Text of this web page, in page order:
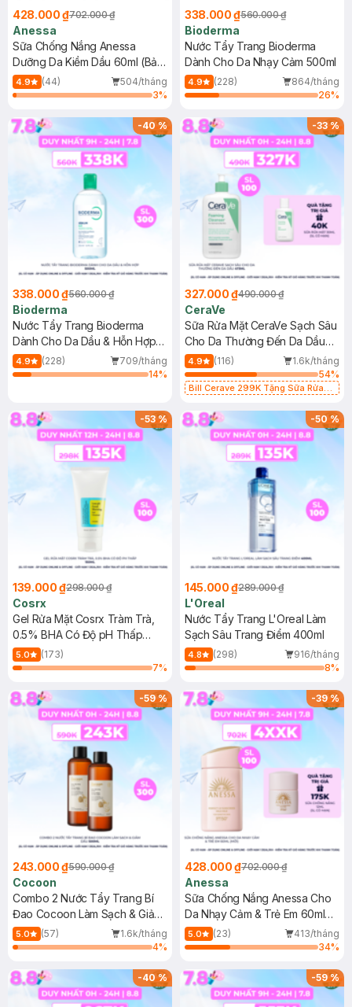
428.000 ₫702.000 ₫
Anessa
Sữa Chống Nắng Anessa
Dưỡng Da Kiềm Dầu 60ml (Bản
Mới)
4.9 (44)
504/tháng
3%
338.000 ₫560.000 ₫
Bioderma
Nước Tẩy Trang Bioderma
Dành Cho Da Nhạy Cảm 500ml
4.9 (228)
864/tháng
26%
-40%
338.000 ₫560.000 ₫
Bioderma
Nước Tẩy Trang Bioderma
Dành Cho Da Dầu & Hỗn Hợp
500ml
4.9 (228)
709/tháng
14%
-33%
327.000 ₫490.000 ₫
CeraVe
Sữa Rửa Mặt CeraVe Sạch Sâu
Cho Da Thường Đến Da Dầu
473ml
4.9 (116)
1.6k/tháng
54%
Bill Cerave 299K Tặng Sữa Rửa
-53%
139.000 ₫298.000 ₫
Cosrx
Gel Rửa Mặt Cosrx Tràm Trà,
0.5% BHA Có Độ pH Thấp
150ml
5.0
(173)
7%
-50%
145.000 ₫289.000 ₫
L'Oreal
Nước Tẩy Trang L'Oreal Làm
Sạch Sâu Trang Điểm 400ml
4.8 (298)
916/tháng
8%
-59%
243.000 ₫590.000 ₫
Cocoon
Combo 2 Nước Tẩy Trang Bí
Đao Cocoon Làm Sạch & Giảm
Dầu 500ml
5.0 (57)
1.6k/tháng
4%
-39%
428.000 ₫702.000 ₫
Anessa
Sữa Chống Nắng Anessa Cho
Da Nhạy Cảm & Trẻ Em 60ml
(Mới)
5.0 (23)
413/tháng
34%
-40% -59%